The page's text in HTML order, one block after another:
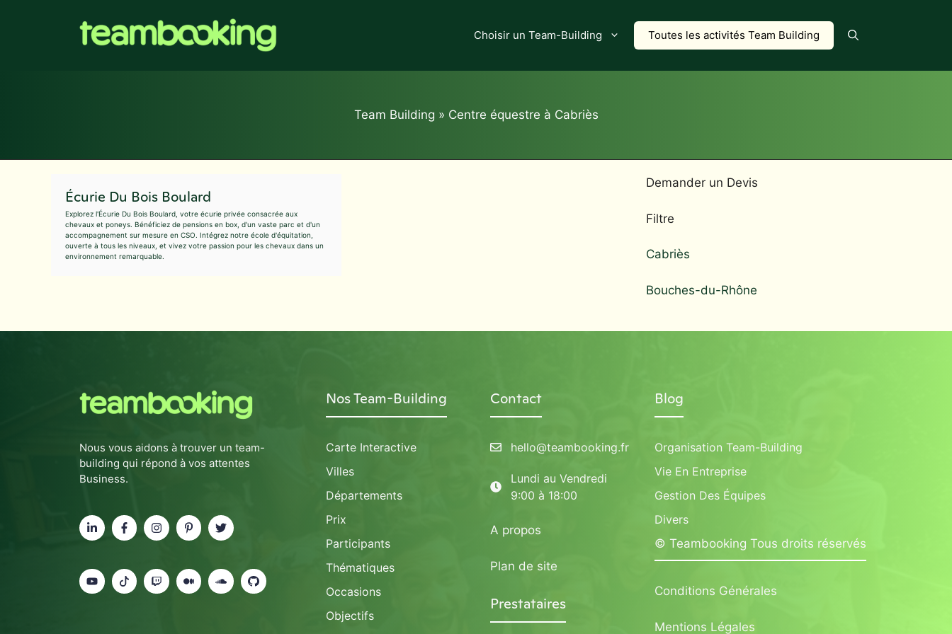
Choisir un Team-Building Toutes les activités Team Building
Team Building » Centre équestre à Cabriès
Écurie Du Bois Boulard
Explorez l'Écurie Du Bois Boulard, votre écurie privée consacrée aux
chevaux et poneys. Bénéficiez de pensions en box, d'un vaste parc et d'un
accompagnement sur mesure en CSO. Intégrez notre école d'équitation,
ouverte à tous les niveaux, et vivez votre passion pour les chevaux dans un
environnement remarquable.
Demander un Devis
Filtre
Cabriès
Bouches-du-Rhône
Nous vous aidons à trouver un team-
building qui répond à vos attentes
Business.
Nos Team-Building
Carte Interactive
Villes
Départements
Prix
Participants
Thématiques
Occasions
Objectifs
Contact
hello@teambooking.fr
Lundi au Vendredi
9:00 à 18:00
A propos
Plan de site
Prestataires
Blog
Organisation Team-Building
Vie En Entreprise
Gestion Des Équipes
Divers
© Teambooking Tous droits réservés
Conditions Générales
Mentions Légales